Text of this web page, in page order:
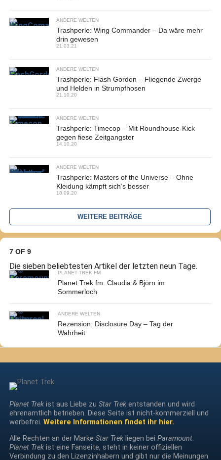
ANDERE WELTEN
Trashperle: Wing Commander – Da wäre mehr
drin gewesen
21.03.21
ANDERE WELTEN
Trashperle: Flash Gordon – Fliegende Zwerge
und Helden in Strumpfhosen
21.10.20
ANDERE WELTEN
Trashperle: Timecop – Mit Roundhouse-Kick
gegen fiese Zeitgangster
14.10.20
ANDERE WELTEN
Trashperle: Masters of the Universe – Ohne
Kleidung kämpft sich’s besser
18.09.20
WEITERE BEITRÄGE
7 OF 9
Die sieben beliebtesten Artikel der letzten neun Tage.
PLANET TREK FM
Planet Trek fm: Claudia & Björn im
Sommerloch
ANDERE WELTEN
Rezension: Disclosure Day – Tag der
Wahrheit
Planet Trekist aus Liebe zu Star Trekentstanden und wird
ehrenamtlich betrieben. Diese Seite ist nicht-kommerziell und
werbefrei. Weitere Informationen findet ihr hier.
Alle Rechten an der Marke Star Trekliegen bei Paramount.
Planet Trekist eine Fanseite, steht in keiner offiziellen
Verbindung zu den Lizenzinhabern und gibt nur die Meinungen